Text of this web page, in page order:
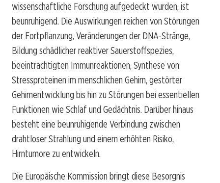
wissenschaftliche Forschung aufgedeckt wurden, ist
beunruhigend. Die Auswirkungen reichen von Störungen
der Fortpflanzung, Veränderungen der DNA-Stränge,
Bildung schädlicher reaktiver Sauerstoffspezies,
beeinträchtigten Immunreaktionen, Synthese von
Stressproteinen im menschlichen Gehirn, gestörter
Gehirnentwicklung bis hin zu Störungen bei essentiellen
Funktionen wie Schlaf und Gedächtnis. Darüber hinaus
besteht eine beunruhigende Verbindung zwischen
drahtloser Strahlung und einem erhöhten Risiko,
Hirntumore zu entwickeln.
Die Europäische Kommission bringt diese Besorgnis